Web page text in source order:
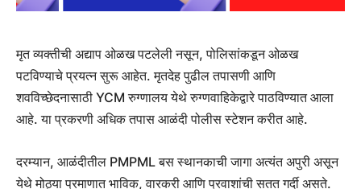
मृत व्यक्तीची अद्याप ओळख पटलेली नसून, पोलिसांकडून ओळख
पटविण्याचे प्रयत्न सुरू आहेत. मृतदेह पुढील तपासणी आणि
शवविच्छेदनासाठी YCM रुग्णालय येथे रुग्णवाहिकेद्वारे पाठविण्यात आला
आहे. या प्रकरणी अधिक तपास आळंदी पोलीस स्टेशन करीत आहे.
दरम्यान, आळंदीतील PMPML बस स्थानकाची जागा अत्यंत अपुरी असून
येथे मोठ्या प्रमाणात भाविक, वारकरी आणि प्रवाशांची सतत गर्दी असते.